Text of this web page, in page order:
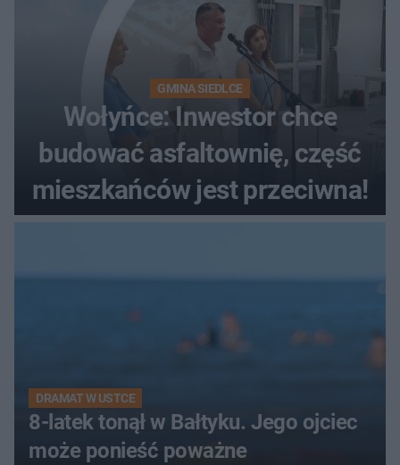
GMINA SIEDLCE
Wołyńce: Inwestor chce
budować asfaltownię, część
mieszkańców jest przeciwna!
DRAMAT W USTCE
8-latek tonął w Bałtyku. Jego ojciec
może ponieść poważne